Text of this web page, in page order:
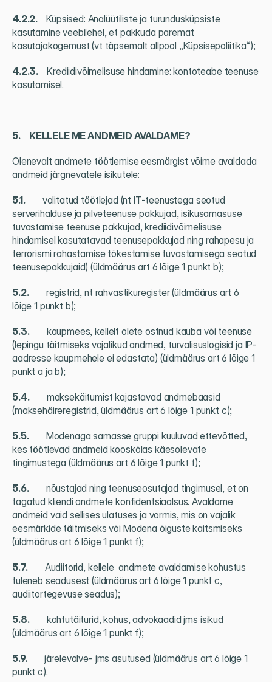
4.2.2. Küpsised: Analüütiliste ja turundusküpsiste
kasutamine veebilehel, et pakkuda paremat
kasutajakogemust (vt täpsemalt allpool „Küpsisepoliitika“);
4.2.3. Krediidivõimelisuse hindamine: kontoteabe teenuse
kasutamisel.
5.     KELLELE ME ANDMEID AVALDAME?
Olenevalt andmete töötlemise eesmärgist võime avaldada
andmeid järgnevatele isikutele:
5.1. volitatud töötlejad (nt IT-teenustega seotud
serverihalduse ja pilveteenuse pakkujad, isikusamasuse
tuvastamise teenuse pakkujad, krediidivõimelisuse
hindamisel kasutatavad teenusepakkujad ning rahapesu ja
terrorismi rahastamise tõkestamise tuvastamisega seotud
teenusepakkujaid) (üldmäärus art 6 lõige 1 punkt b);
5.2. registrid, nt rahvastikuregister (üldmäärus art 6
lõige 1 punkt b);
5.3. kaupmees, kellelt olete ostnud kauba või teenuse
(lepingu täitmiseks vajalikud andmed, turvalisuslogisid ja IP-
aadresse kaupmehele ei edastata) (üldmäärus art 6 lõige 1
punkt a ja b);
5.4. maksekäitumist kajastavad andmebaasid
(maksehäireregistrid, üldmäärus art 6 lõige 1 punkt c);
5.5. Modenaga samasse gruppi kuuluvad ettevõtted,
kes töötlevad andmeid kooskõlas käesolevate
tingimustega (üldmäärus art 6 lõige 1 punkt f);
5.6. nõustajad ning teenuseosutajad tingimusel, et on
tagatud kliendi andmete konfidentsiaalsus. Avaldame
andmeid vaid sellises ulatuses ja vormis, mis on vajalik
eesmärkide täitmiseks või Modena õiguste kaitsmiseks
(üldmäärus art 6 lõige 1 punkt f);
5.7. Audiitorid, kellele  andmete avaldamise kohustus
tuleneb seadusest (üldmäärus art 6 lõige 1 punkt c,
audiitortegevuse seadus);
5.8. kohtutäiturid, kohus, advokaadid jms isikud
(üldmäärus art 6 lõige 1 punkt f);
5.9. järelevalve- jms asutused (üldmäärus art 6 lõige 1
punkt c).